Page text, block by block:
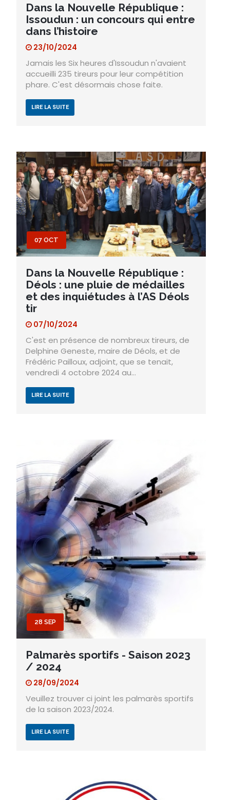
Dans la Nouvelle République :
Issoudun : un concours qui entre
dans l’histoire
23/10/2024
Jamais les Six heures d'Issoudun n'avaient
accueilli 235 tireurs pour leur compétition
phare. C'est désormais chose faite.
LIRE LA SUITE
07 OCT
Dans la Nouvelle République :
Déols : une pluie de médailles
et des inquiétudes à l’AS Déols
tir
07/10/2024
C'est en présence de nombreux tireurs, de
Delphine Geneste, maire de Déols, et de
Frédéric Pailloux, adjoint, que se tenait,
vendredi 4 octobre 2024 au…
LIRE LA SUITE
28 SEP
Palmarès sportifs - Saison 2023
/ 2024
28/09/2024
Veuillez trouver ci joint les palmarès sportifs
de la saison 2023/2024.
LIRE LA SUITE